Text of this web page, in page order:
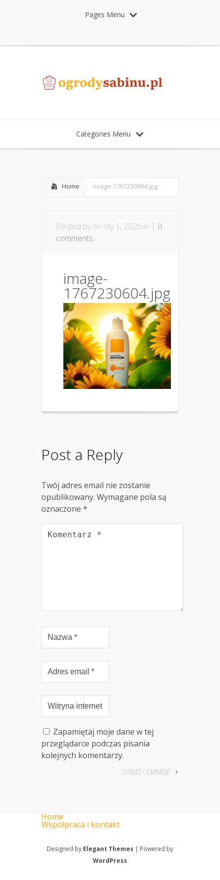
Pages Menu
Categories Menu
Home image-1767230604.jpg
Posted by on sty 1, 2026 in | 0
comments
image-
1767230604.jpg
Post a Reply
Twój adres email nie zostanie
opublikowany. Wymagane pola są
oznaczone *
Zapamiętaj moje dane w tej
przeglądarce podczas pisania
kolejnych komentarzy.
Home
Współpraca i kontakt
Designed by Elegant Themes | Powered by
WordPress